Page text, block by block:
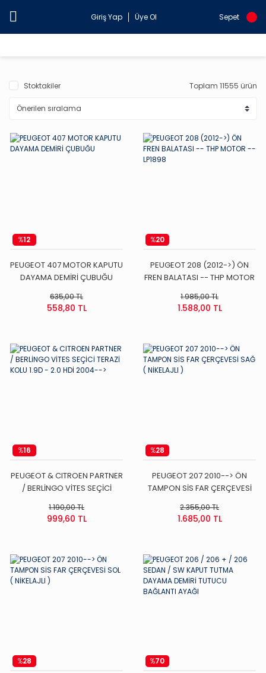
Giriş Yap Üye Ol Sepet
Stoktakiler Toplam 11555 ürün
%12
PEUGEOT 407 MOTOR KAPUTU
DAYAMA DEMİRİ ÇUBUĞU
635,00 TL
558,80 TL
%20
PEUGEOT 208 (2012->) ÖN
FREN BALATASI -- THP MOTOR
1.985,00 TL
1.588,00 TL
%16
PEUGEOT & CITROEN PARTNER
/ BERLİNGO VİTES SEÇİCİ
2004-->
1.190,00 TL
999,60 TL
%28
PEUGEOT 207 2010--> ÖN
TAMPON SİS FAR ÇERÇEVESİ
2.355,00 TL
1.685,00 TL
%28 %70